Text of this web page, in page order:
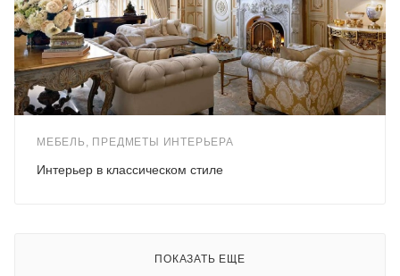
МЕБЕЛЬ, ПРЕДМЕТЫ ИНТЕРЬЕРА
Интерьер в классическом стиле
ПОКАЗАТЬ ЕЩЕ